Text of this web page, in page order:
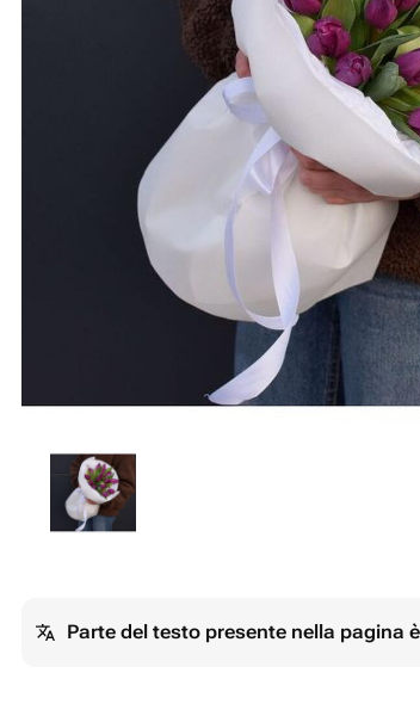
Parte del testo presente nella